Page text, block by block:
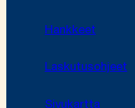
Hankkeet
Laskutusohjeet
Sivukartta